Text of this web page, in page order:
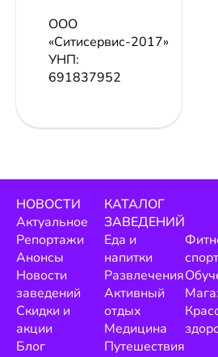
ООО
«Ситисервис-2017»
УНП:
691837952
НОВОСТИ
Актуальное
Репортажи
Анонсы
Новости
заведений
Скидки и
акции
Блог
КАТАЛОГ
ЗАВЕДЕНИЙ
Еда и
напитки
Развлечения
Активный
отдых
Медицина
Путешествия
спорт